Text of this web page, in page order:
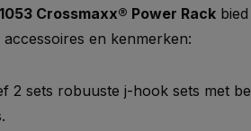
Crossmaxx® Power Rack
en kenmerken:
2 sets robuuste j-hook sets met